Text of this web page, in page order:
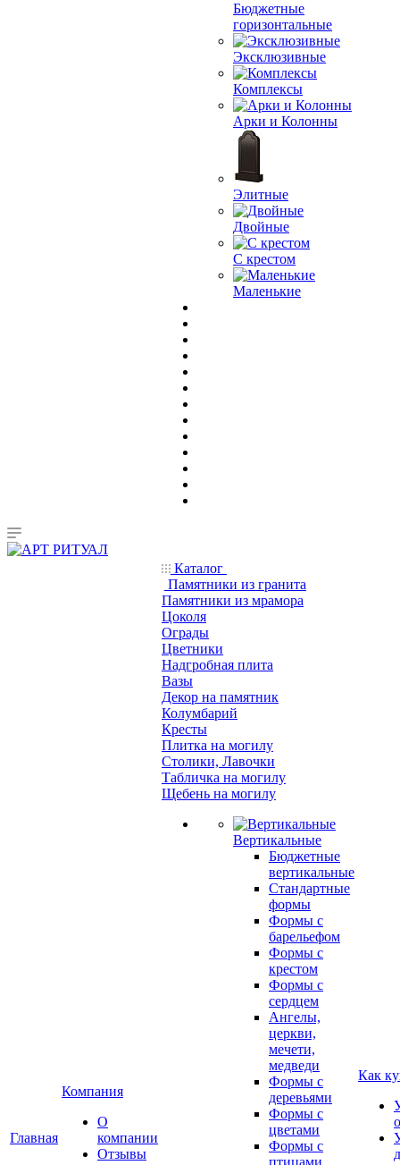
Бюджетные
горизонтальные
Эксклюзивные
Комплексы
Арки и Колонны
Элитные
Двойные
С крестом
Маленькие
Главная
Компания
О
компании
Отзывы
Каталог
Памятники из гранита
Памятники из мрамора
Цоколя
Ограды
Цветники
Надгробная плита
Вазы
Декор на памятник
Колумбарий
Кресты
Плитка на могилу
Столики, Лавочки
Табличка на могилу
Щебень на могилу
Вертикальные
Бюджетные
вертикальные
Стандартные
формы
Формы с
барельефом
Формы с
крестом
Формы с
сердцем
Ангелы,
церкви,
мечети,
медведи
Формы с
деревьями
Формы с
цветами
Формы с
птицами
Как